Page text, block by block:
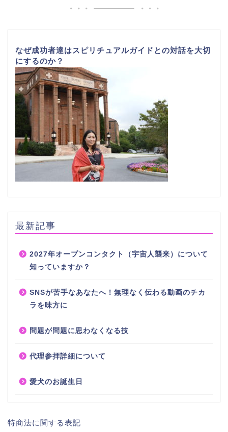
なぜ成功者達はスピリチュアルガイドとの対話を大切
にするのか？
最新記事
2027年オープンコンタクト（宇宙人襲来）について
知っていますか？
SNSが苦手なあなたへ！無理なく伝わる動画のチカ
ラを味方に
問題が問題に思わなくなる技
代理参拝詳細について
愛犬のお誕生日
特商法に関する表記